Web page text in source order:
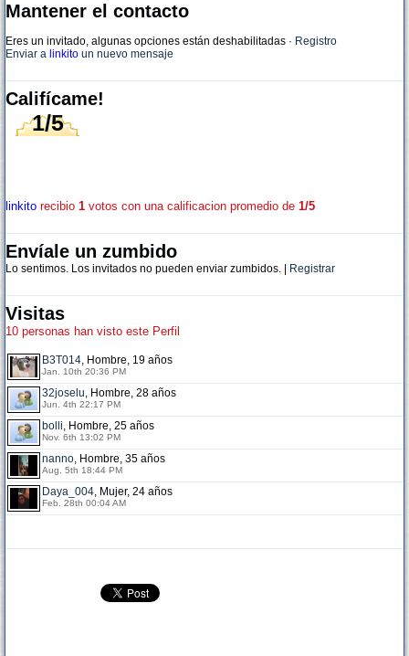
Mantener el contacto
Eres un invitado, algunas opciones están deshabilitadas · Registro
Enviar a linkito un nuevo mensaje
Califícame!
1/5
linkito recibio 1 votos con una calificacion promedio de 1/5
Envíale un zumbido
Lo sentimos. Los invitados no pueden enviar zumbidos. | Registrar
Visitas
10 personas han visto este Perfil
B3T014, Hombre, 19 años
Jan. 10th 20:36 PM
32joselu, Hombre, 28 años
Jun. 4th 22:17 PM
bolli, Hombre, 25 años
Nov. 6th 13:02 PM
nanno, Hombre, 35 años
Aug. 5th 18:44 PM
Daya_004, Mujer, 24 años
Feb. 28th 00:04 AM